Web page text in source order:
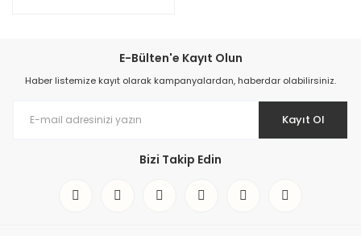
E-Bülten'e Kayıt Olun
Haber listemize kayıt olarak kampanyalardan, haberdar olabilirsiniz.
Kayıt Ol
Bizi Takip Edin